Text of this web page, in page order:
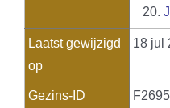
20.
Laatst gewijzigd
op
18 jul
Gezins-ID F2695